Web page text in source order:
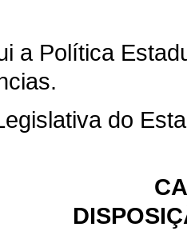
a Política
do